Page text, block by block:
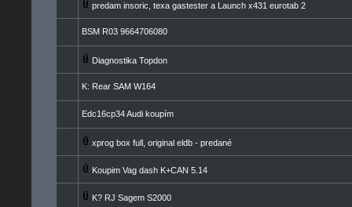
predam insoric, texa gastester a Launch x431 eurotab 2
BSM R03 9664706080
Diagnostika Topdon
K: Rear SAM W164
Edc16cp34 Audi koupím
xprog box full, original eldb - predané
Koupim Vag dash K+CAN 5.14
K? RJ Sagem S2000